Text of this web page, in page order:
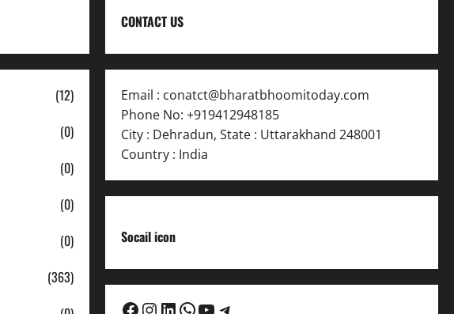
(12)
(0)
(0)
(0)
(0)
(363)
CONTACT US
Email : conatct@bharatbhoomitoday.com
Phone No: +919412948185
City : Dehradun, State : Uttarakhand 248001
Country : India
Socail icon